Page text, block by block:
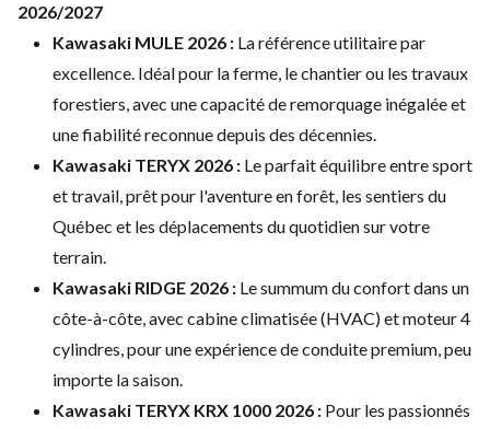
2026/2027
Kawasaki MULE 2026 : La référence utilitaire par
excellence. Idéal pour la ferme, le chantier ou les travaux
forestiers, avec une capacité de remorquage inégalée et
une fiabilité reconnue depuis des décennies.
Kawasaki TERYX 2026 : Le parfait équilibre entre sport
et travail, prêt pour l'aventure en forêt, les sentiers du
Québec et les déplacements du quotidien sur votre
terrain.
Kawasaki RIDGE 2026 : Le summum du confort dans un
côte-à-côte, avec cabine climatisée (HVAC) et moteur 4
cylindres, pour une expérience de conduite premium, peu
importe la saison.
Kawasaki TERYX KRX 1000 2026 : Pour les passionnés